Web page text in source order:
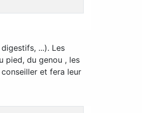
...). Les
pied, du genou , les
et fera leur